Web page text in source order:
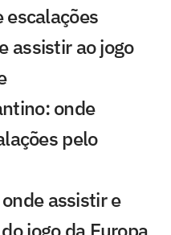
escalações
assistir ao jogo
onde
pelo
assistir e